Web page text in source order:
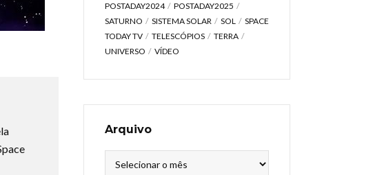
POSTADAY2024
POSTADAY2025
SATURNO
SISTEMA SOLAR SOL
SPACE
TODAY TV
TELESCÓPIOS
TERRA
UNIVERSO
VÍDEO
Arquivo